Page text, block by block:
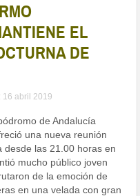
EL
DE
16 abril 2019
de Andalucía
una nueva reunión
desde las 21.00 horas en
mucho público joven
de la emoción de
en una velada con gran